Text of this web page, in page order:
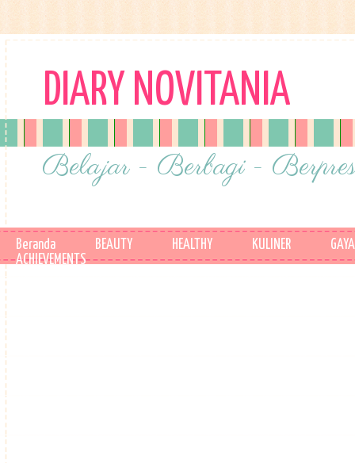
DIARY NOVITANIA
Belajar - Berbagi -
Beranda BEAUTY HEALTHY KULINER
ACHIEVEMENTS